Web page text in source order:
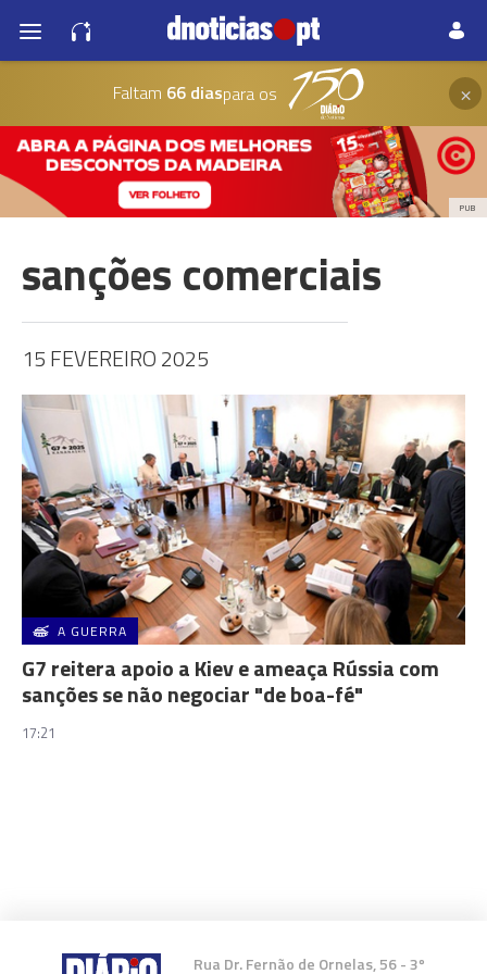
Faltam 66 diaspara os ×
PUB
sanções comerciais
15 FEVEREIRO 2025
A GUERRA
G7 reitera apoio a Kiev e ameaça Rússia com
sanções se não negociar "de boa-fé"
17:21
Rua Dr. Fernão de Ornelas, 56 - 3º